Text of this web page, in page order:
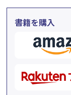
書籍を購入